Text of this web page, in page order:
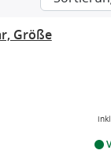
Größe